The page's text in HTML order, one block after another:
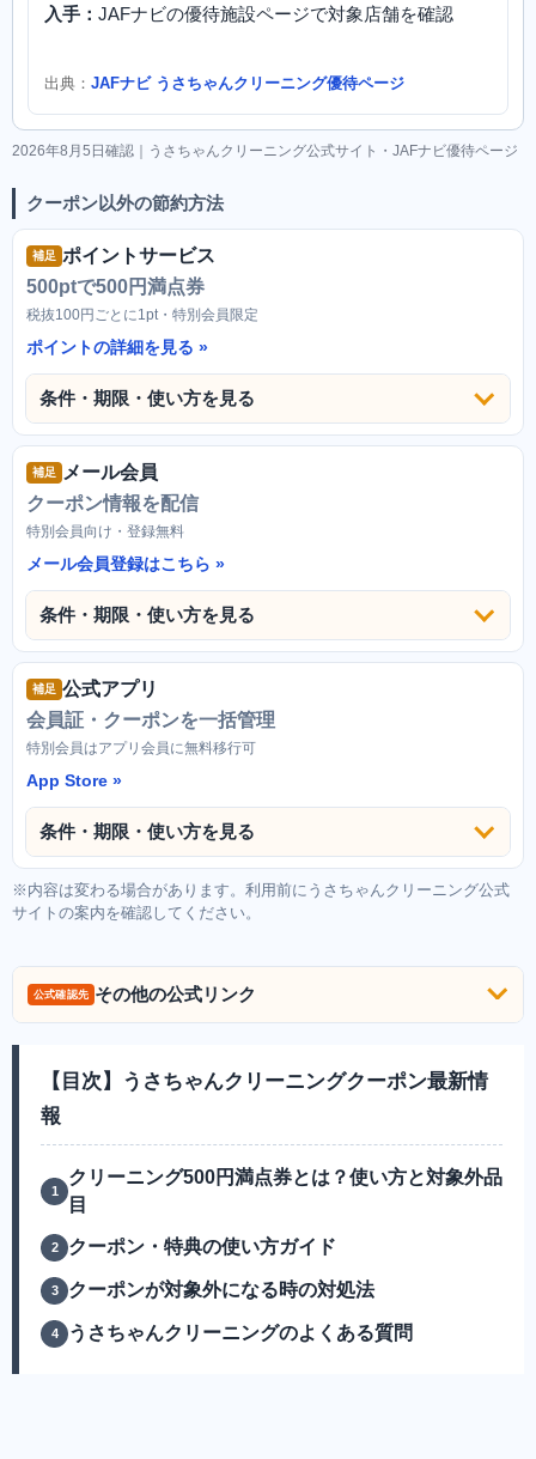
入手： JAFナビの優待施設ページで対象店舗を確認
出典： JAFナビ うさちゃんクリーニング優待ページ
2026年8月5日確認｜うさちゃんクリーニング公式サイト・JAFナビ優待ページ
クーポン以外の節約方法
補足 ポイントサービス
500ptで500円満点券
税抜100円ごとに1pt・特別会員限定
ポイントの詳細を見る
条件・期限・使い方を見る
補足
メール会員
クーポン情報を配信
特別会員向け・登録無料
メール会員登録はこちら
条件・期限・使い方を見る
補足 公式アプリ
会員証・クーポンを一括管理
特別会員はアプリ会員に無料移行可
App Store
条件・期限・使い方を見る
※内容は変わる場合があります。利用前にうさちゃんクリーニング公式
サイトの案内を確認してください。
公式確認先 その他の公式リンク
【目次】うさちゃんクリーニングクーポン最新情
報
クリーニング500円満点券とは？使い方と対象外品
目
クーポン・特典の使い方ガイド
クーポンが対象外になる時の対処法
うさちゃんクリーニングのよくある質問